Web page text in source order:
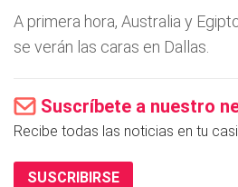
A primera hora, Australia y
se verán las caras en Dallas.
Suscríbete a nuestro
Recibe todas las noticias en tu
SUSCRIBIRSE